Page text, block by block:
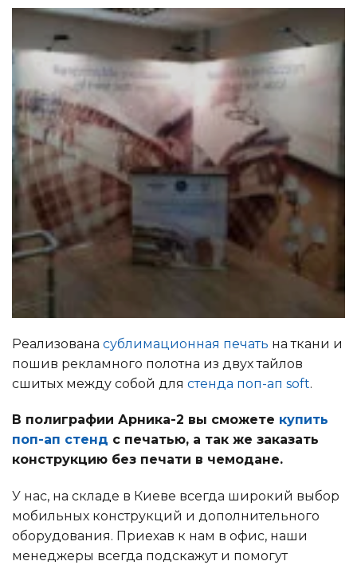
Реализована сублимационная печать на ткани и
пошив рекламного полотна из двух тайлов
сшитых между собой для стенда поп-ап soft.
В полиграфии Арника-2 вы сможете купить
поп-ап стенд с печатью, а так же заказать
конструкцию без печати в чемодане.
У нас, на складе в Киеве всегда широкий выбор
мобильных конструкций и дополнительного
оборудования. Приехав к нам в офис, наши
менеджеры всегда подскажут и помогут